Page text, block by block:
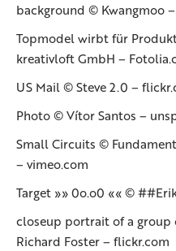
background © Kwangmoo
Topmodel wirbt für
kreativloft GmbH –
US Mail © Steve 2.0 –
Photo © Vítor Santos –
Small Circuits ©
– vimeo.com
Target »» 0o.o0 «« ©
closeup portrait of a group
Richard Foster – flickr.com